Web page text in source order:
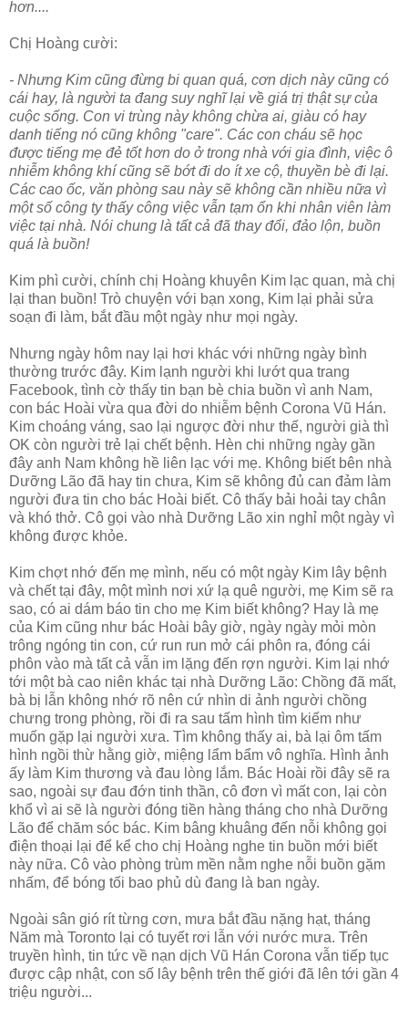
hơn....
Chị Hoàng cười:
- Nhưng Kim cũng đừng bi quan quá, cơn dịch này cũng có
cái hay, là người ta đang suy nghĩ lại về giá trị thật sự của
cuộc sống. Con vi trùng này không chừa ai, giàu có hay
danh tiếng nó cũng không "care". Các con cháu sẽ học
được tiếng mẹ đẻ tốt hơn do ở trong nhà với gia đình, việc ô
nhiễm không khí cũng sẽ bớt đi do ít xe cộ, thuyền bè đi lại.
Các cao ốc, văn phòng sau này sẽ không cần nhiều nữa vì
một số công ty thấy công việc vẫn tạm ổn khi nhân viên làm
việc tại nhà. Nói chung là tất cả đã thay đổi, đảo lộn, buồn
quá là buồn!
Kim phì cười, chính chị Hoàng khuyên Kim lạc quan, mà chị
lại than buồn! Trò chuyện với bạn xong, Kim lại phải sửa
soạn đi làm, bắt đầu một ngày như mọi ngày.
Nhưng ngày hôm nay lại hơi khác với những ngày bình
thường trước đây. Kim lạnh người khi lướt qua trang
Facebook, tình cờ thấy tin bạn bè chia buồn vì anh Nam,
con bác Hoài vừa qua đời do nhiễm bệnh Corona Vũ Hán.
Kim choáng váng, sao lại ngược đời như thế, người già thì
OK còn người trẻ lại chết bệnh. Hèn chi những ngày gần
đây anh Nam không hề liên lạc với mẹ. Không biết bên nhà
Dưỡng Lão đã hay tin chưa, Kim sẽ không đủ can đảm làm
người đưa tin cho bác Hoài biết. Cô thấy bải hoải tay chân
và khó thở. Cô gọi vào nhà Dưỡng Lão xin nghỉ một ngày vì
không được khỏe.
Kim chợt nhớ đến mẹ mình, nếu có một ngày Kim lây bệnh
và chết tại đây, một mình nơi xứ lạ quê người, mẹ Kim sẽ ra
sao, có ai dám báo tin cho mẹ Kim biết không? Hay là mẹ
của Kim cũng như bác Hoài bây giờ, ngày ngày mỏi mòn
trông ngóng tin con, cứ run run mở cái phôn ra, đóng cái
phôn vào mà tất cả vẫn im lặng đến rợn người. Kim lại nhớ
tới một bà cao niên khác tại nhà Dưỡng Lão: Chồng đã mất,
bà bị lẫn không nhớ rõ nên cứ nhìn di ảnh người chồng
chưng trong phòng, rồi đi ra sau tấm hình tìm kiếm như
muốn gặp lại người xưa. Tìm không thấy ai, bà lại ôm tấm
hình ngồi thừ hằng giờ, miệng lẩm bẩm vô nghĩa. Hình ảnh
ấy làm Kim thương và đau lòng lắm. Bác Hoài rồi đây sẽ ra
sao, ngoài sự đau đớn tinh thần, cô đơn vì mất con, lại còn
khổ vì ai sẽ là người đóng tiền hàng tháng cho nhà Dưỡng
Lão để chăm sóc bác. Kim bâng khuâng đến nỗi không gọi
điện thoại lại để kể cho chị Hoàng nghe tin buồn mới biết
này nữa. Cô vào phòng trùm mền nằm nghe nỗi buồn gặm
nhấm, để bóng tối bao phủ dù đang là ban ngày.
Ngoài sân gió rít từng cơn, mưa bắt đầu nặng hạt, tháng
Năm mà Toronto lại có tuyết rơi lẫn với nước mưa. Trên
truyền hình, tin tức về nạn dịch Vũ Hán Corona vẫn tiếp tục
được cập nhật, con số lây bệnh trên thế giới đã lên tới gần 4
triệu người...